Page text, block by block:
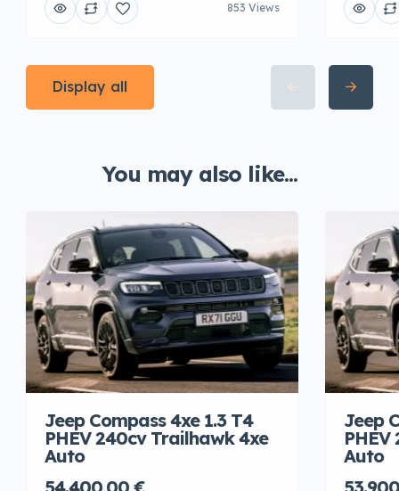
853 Views
Display all
You may also like...
Jeep Compass 4xe 1.3 T4
PHEV 240cv Trailhawk 4xe
Auto
Jeep
Auto